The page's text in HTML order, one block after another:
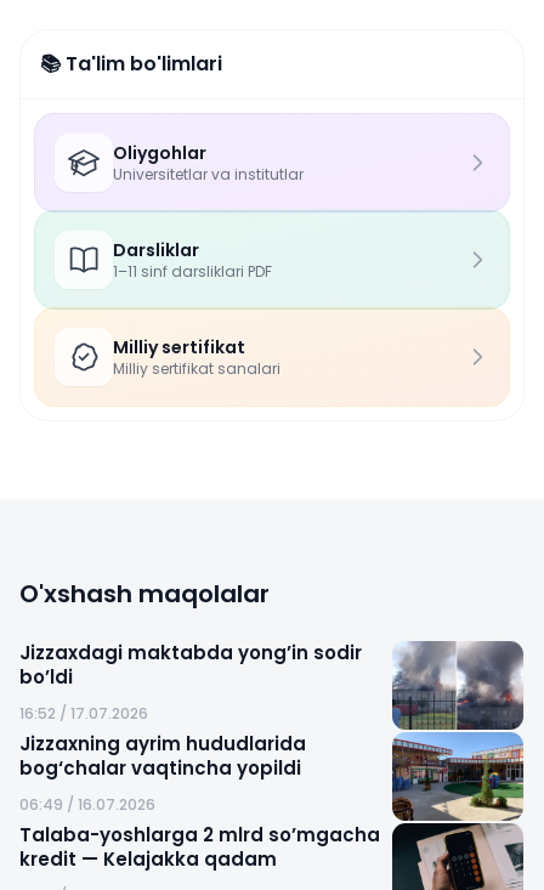
📚 Ta'lim bo'limlari
Oliygohlar
Universitetlar va institutlar
Darsliklar
1–11 sinf darsliklari PDF
Milliy sertifikat
Milliy sertifikat sanalari
O'xshash maqolalar
Jizzaxdagi maktabda yong’in sodir
bo’ldi
16:52 / 17.07.2026
Jizzaxning ayrim hududlarida
bog‘chalar vaqtincha yopildi
06:49 / 16.07.2026
Talaba-yoshlarga 2 mlrd so’mgacha
kredit — Kelajakka qadam